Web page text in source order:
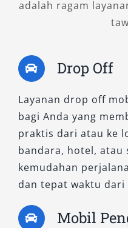
adalah ragam
Drop Off
Layanan drop off
bagi Anda yang
praktis dari atau ke
bandara, hotel, atau
kemudahan
dan tepat waktu dari
Mobil